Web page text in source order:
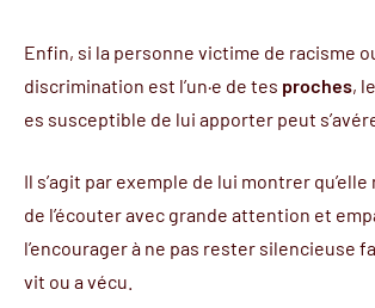
Enfin, si la personne victime de racisme
discrimination est l’un·e de tes proches,
es susceptible de lui apporter peut
Il s’agit par exemple de lui montrer qu’elle
de l’écouter avec grande attention et
l’encourager à ne pas rester silencieuse
vit ou a vécu.